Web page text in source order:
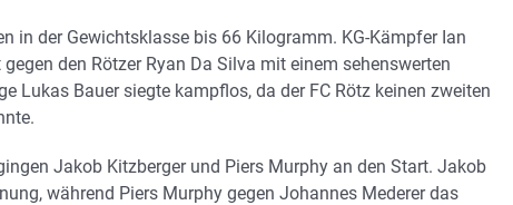
in der Gewichtsklasse bis 66 Kilogramm. KG-Kämpfer Ian
den Rötzer Ryan Da Silva mit einem sehenswerten
Lukas Bauer siegte kampflos, da der FC Rötz keinen zweiten
Jakob Kitzberger und Piers Murphy an den Start. Jakob
während Piers Murphy gegen Johannes Mederer das